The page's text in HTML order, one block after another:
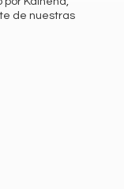
de nuestras